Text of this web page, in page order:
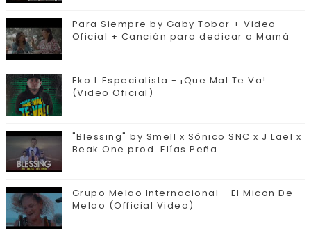
Para Siempre by Gaby Tobar + Video
Oficial + Canción para dedicar a Mamá
Eko L Especialista - ¡Que Mal Te Va!
(Video Oficial)
"Blessing" by Smell x Sónico SNC x J Lael x
Beak One prod. Elías Peña
Grupo Melao Internacional - El Micon De
Melao (Official Video)